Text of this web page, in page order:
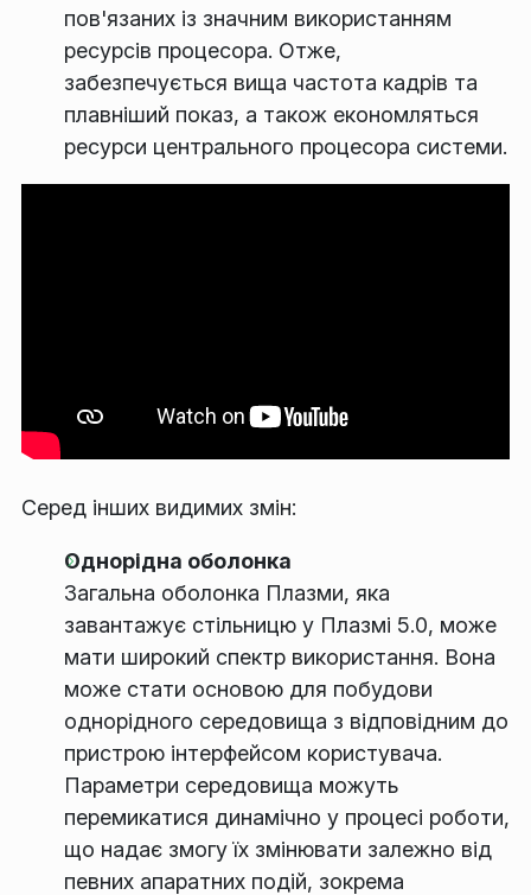
пов'язаних із значним використанням
ресурсів процесора. Отже,
забезпечується вища частота кадрів та
плавніший показ, а також економляться
ресурси центрального процесора системи.
Серед інших видимих змін:
Однорідна оболонка
Загальна оболонка Плазми, яка
завантажує стільницю у Плазмі 5.0, може
мати широкий спектр використання. Вона
може стати основою для побудови
однорідного середовища з відповідним до
пристрою інтерфейсом користувача.
Параметри середовища можуть
перемикатися динамічно у процесі роботи,
що надає змогу їх змінювати залежно від
певних апаратних подій, зокрема